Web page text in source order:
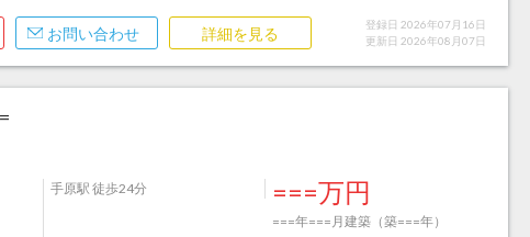
お問い合わせ 詳細を見る
登録日 2026年07月16日
更新日 2026年08月07日
手原駅 徒歩24分 ===万円
===年===月建築（築===年）